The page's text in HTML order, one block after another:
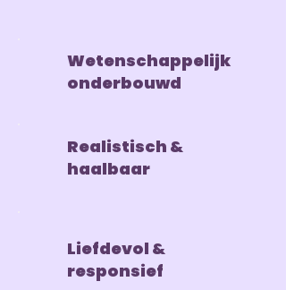
Wetenschappelijk
onderbouwd
Realistisch &
haalbaar
Liefdevol &
responsief